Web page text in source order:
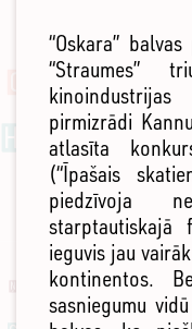
“Oskara”
“Straumes”
pirmizrādi
atlasīta
(“Īpašais
piedzīvoja
ieguvis jau
kontinentos.
sasniegumu